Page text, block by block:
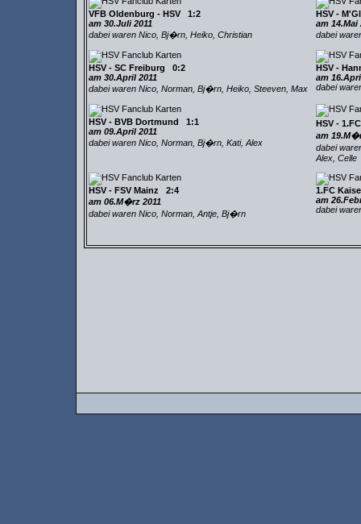
VFB Oldenburg - HSV 1:2
am 30.Juli 2011
dabei waren Nico, Bj�rn, Heiko, Christian
HSV -
am 14.Mai
dabei
HSV - SC Freiburg 0:2
am 30.April 2011
dabei waren Nico, Norman, Bj�rn, Heiko, Steeven, Max
HSV -
am
dabei
HSV - BVB Dortmund 1:1
am 09.April 2011
dabei waren Nico, Norman, Bj�rn, Kati, Alex
HSV -
am
dabei
Alex, Celle
HSV - FSV Mainz 2:4
am 06.M�rz 2011
dabei waren Nico, Norman, Antje, Bj�rn
1.FC
am
dabei